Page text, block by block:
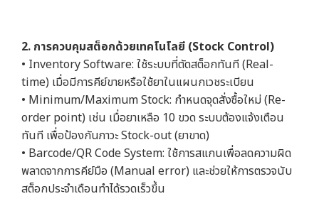
2. การควบคุมสต็อกด้วยเทคโนโลยี (Stock Control)
• Inventory Software: ใช้ระบบที่ตัดสต็อกทันที (Real-
time) เมื่อมีการคีย์ขายหรือใช้ยาในแผนกเวชระเบียน
• Minimum/Maximum Stock: กำหนดจุดสั่งซื้อใหม่ (Re-
order point) เช่น เมื่อยาเหลือ 10 ขวด ระบบต้องแจ้งเตือน
ทันที เพื่อป้องกันภาวะ Stock-out (ยาขาด)
• Barcode/QR Code System: ใช้การสแกนเพื่อลดความผิด
พลาดจากการคีย์มือ (Manual error) และช่วยให้การตรวจนับ
สต็อกประจำเดือนทำได้รวดเร็วขึ้น